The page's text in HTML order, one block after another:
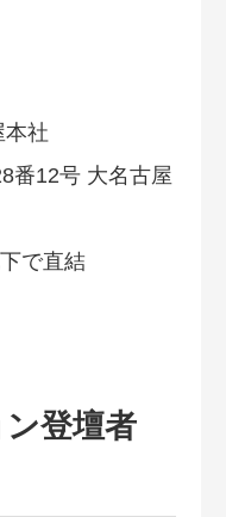
本社
番12号 大名古屋
で直結
ン登壇者